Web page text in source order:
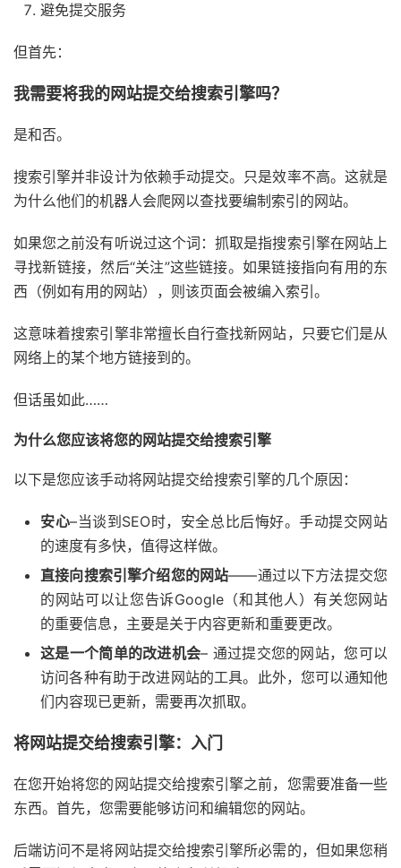
避免提交服务
但首先：
我需要将我的网站提交给搜索引擎吗？
是和否。
搜索引擎并非设计为依赖手动提交。只是效率不高。这就是
为什么他们的机器人会爬网以查找要编制索引的网站。
如果您之前没有听说过这个词：抓取是指搜索引擎在网站上
寻找新链接，然后“关注”这些链接。如果链接指向有用的东
西（例如有用的网站），则该页面会被编入索引。
这意味着搜索引擎非常擅长自行查找新网站，只要它们是从
网络上的某个地方链接到的。
但话虽如此……
为什么您应该将您的网站提交给搜索引擎
以下是您应该手动将网站提交给搜索引擎的几个原因：
安心–当谈到SEO时，安全总比后悔好。手动提交网站
的速度有多快，值得这样做。
直接向搜索引擎介绍您的网站——通过以下方法提交您
的网站可以让您告诉Google（和其他人）有关您网站
的重要信息，主要是关于内容更新和重要更改。
这是一个简单的改进机会– 通过提交您的网站，您可以
访问各种有助于改进网站的工具。此外，您可以通知他
们内容现已更新，需要再次抓取。
将网站提交给搜索引擎：入门
在您开始将您的网站提交给搜索引擎之前，您需要准备一些
东西。首先，您需要能够访问和编辑您的网站。
后端访问不是将网站提交给搜索引擎所必需的，但如果您稍